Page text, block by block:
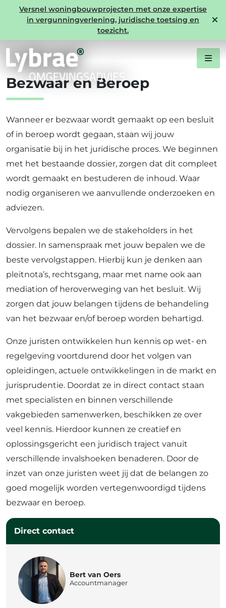
Versnel woningbouwprojecten met onze expertise
in vergunningverlening, juridische toetsing en
toezicht.
Expertise
Bezwaar en Beroep
Wanneer er bezwaar wordt gemaakt op een besluit
of in beroep wordt gegaan, staan wij jouw
organisatie bij in het juridische proces. We beginnen
met het bestaande dossier, zorgen dat dit compleet
wordt gemaakt en bestuderen de inhoud. Waar
nodig organiseren we aanvullende onderzoeken en
adviezen.
Vervolgens bepalen we de stakeholders in het
dossier. In samenspraak met jouw bepalen we de
beste vervolgstappen. Hierbij kun je denken aan
pleitnota’s, rechtsgang, maar met name ook aan
mediation of heroverweging van het besluit. Wij
zorgen dat jouw belangen tijdens de behandeling
van het bezwaar en/of beroep worden behartigd.
Onze juristen ontwikkelen hun kennis op wet- en
regelgeving voortdurend door het volgen van
opleidingen, actuele ontwikkelingen in de markt en
jurisprudentie. Doordat ze in direct contact staan
met specialisten en binnen verschillende
vakgebieden samenwerken, beschikken ze over
veel kennis. Hierdoor kunnen ze creatief en
oplossingsgericht een juridisch traject vanuit
verschillende invalshoeken benaderen. Door de
inzet van onze juristen weet jij dat de belangen zo
goed mogelijk worden vertegenwoordigd tijdens
bezwaar en beroep.
Direct contact
Bert van Oers
Accountmanager